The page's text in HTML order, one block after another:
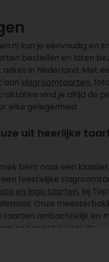
en
kun je eenvoudig en
bestellen en laten
in Nederland. Met
aan slagroomtaarten,
vind je altijd de
elke gelegenheid.
uit heerlijke
bent naar een
feestelijke
en logo taarten, bij
Onze
taarten ambachtelijk en
een genot is voor de